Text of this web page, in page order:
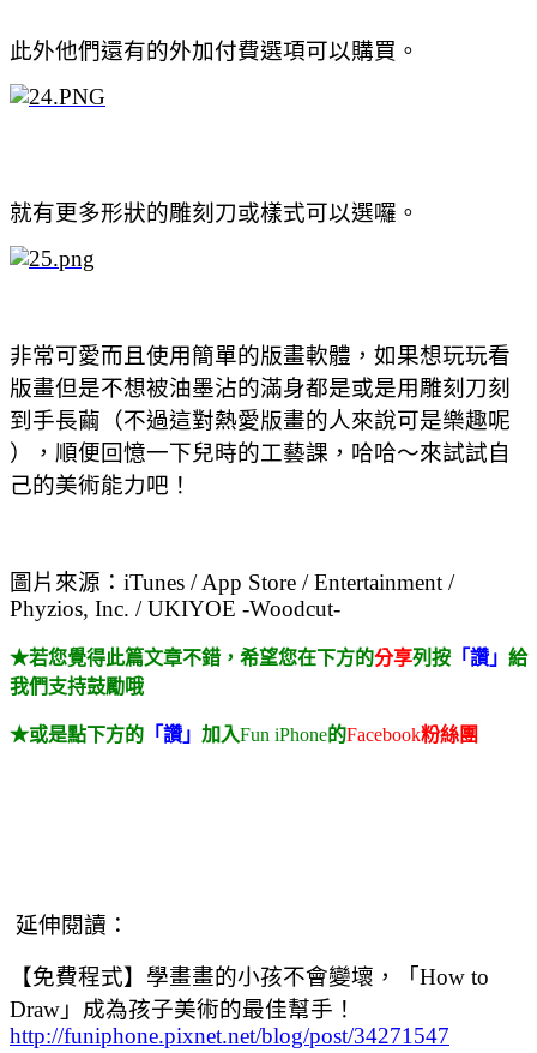
此外他們還有的外加付費選項可以購買。
就有更多形狀的雕刻刀或樣式可以選囉。
非常可愛而且使用簡單的版畫軟體，如果想玩玩看
版畫但是不想被油墨沾的滿身都是或是用雕刻刀刻
到手長繭（不過這對熱愛版畫的人來說可是樂趣呢
），順便回憶一下兒時的工藝課，哈哈～來試試自
己的美術能力吧！
圖片來源：iTunes / App Store / Entertainment /
Phyzios, Inc. / UKIYOE -Woodcut-
★若您覺得此篇文章不錯，希望您在下方的分享列按 「讚」 給
我們支持鼓勵哦
★或是點下方的 「讚」 加入Fun iPhone的Facebook粉絲團
延伸閱讀：
【免費程式】學畫畫的小孩不會變壞，「How to
Draw」成為孩子美術的最佳幫手！
http://funiphone.pixnet.net/blog/post/34271547